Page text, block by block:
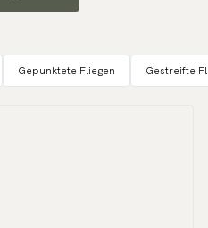
Gepunktete Fliegen Gestreifte